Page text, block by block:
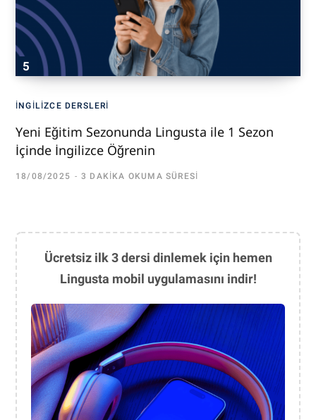
İNGILIZCE DERSLERI
Yeni Eğitim Sezonunda Lingusta ile 1 Sezon
İçinde İngilizce Öğrenin
18/08/2025 3 DAKIKA OKUMA SÜRESI
Ücretsiz ilk 3 dersi dinlemek için hemen
Lingusta mobil uygulamasını indir!